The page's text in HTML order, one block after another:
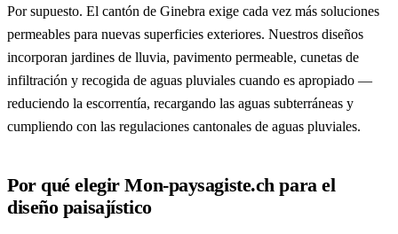
Por supuesto. El cantón de Ginebra exige cada vez más soluciones
permeables para nuevas superficies exteriores. Nuestros diseños
incorporan jardines de lluvia, pavimento permeable, cunetas de
infiltración y recogida de aguas pluviales cuando es apropiado —
reduciendo la escorrentía, recargando las aguas subterráneas y
cumpliendo con las regulaciones cantonales de aguas pluviales.
Por qué elegir Mon-paysagiste.ch para el
diseño paisajístico